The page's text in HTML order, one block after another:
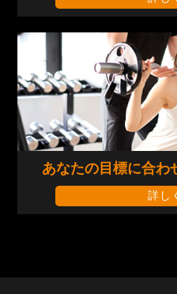
あなたの目標に合わ
詳し